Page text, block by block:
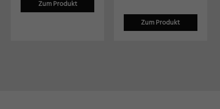
Zum Produkt
Zum Produkt